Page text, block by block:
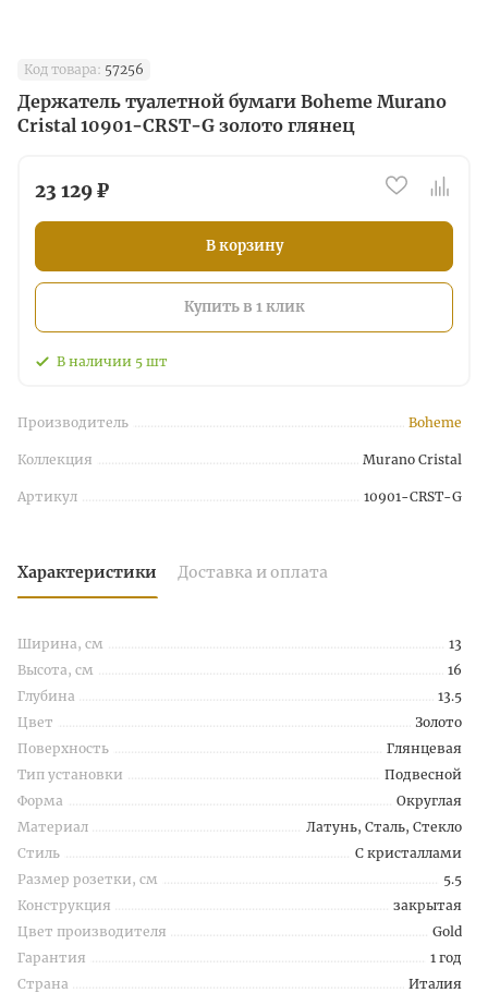
Код товара: 57256
Держатель туалетной бумаги Boheme Murano
Cristal 10901-CRST-G золото глянец
23 129 ₽
В корзину
Купить в 1 клик
В наличии 5 шт
Производитель Boheme
Коллекция Murano Cristal
Артикул 10901-CRST-G
Характеристики Доставка и оплата
Ширина, см
13
Высота, см
16
Глубина
13.5
Цвет
Золото
Поверхность
Глянцевая
Тип установки
Подвесной
Форма
Округлая
Материал
Латунь, Сталь, Стекло
Стиль
С кристаллами
Размер розетки, см
5.5
Конструкция
закрытая
Цвет производителя
Gold
Гарантия
1 год
Страна
Италия